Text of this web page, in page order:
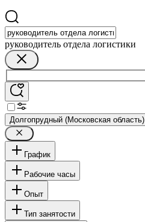
руководитель отдела логистики
Долгопрудный (Московская область)
График
Рабочие часы
Опыт
Тип занятости